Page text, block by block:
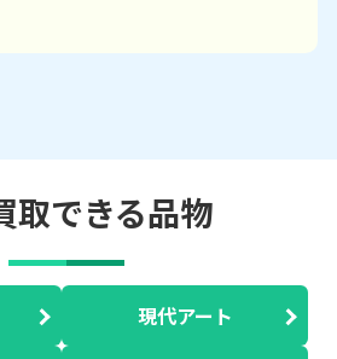
取できる品物
現代アート